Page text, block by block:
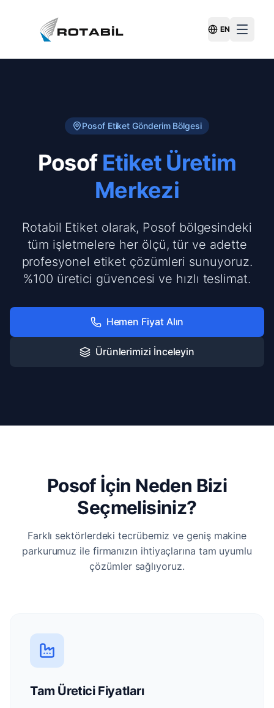
Switch
EN
Posof Etiket Gönderim Bölgesi
Posof Etiket Üretim
Merkezi
Rotabil Etiket olarak, Posof bölgesindeki
tüm işletmelere her ölçü, tür ve adette
profesyonel etiket çözümleri sunuyoruz.
%100 üretici güvencesi ve hızlı teslimat.
Hemen Fiyat Alın
Ürünlerimizi İnceleyin
Posof İçin Neden Bizi
Seçmelisiniz?
Farklı sektörlerdeki tecrübemiz ve geniş makine
parkurumuz ile firmanızın ihtiyaçlarına tam uyumlu
çözümler sağlıyoruz.
Tam Üretici Fiyatları